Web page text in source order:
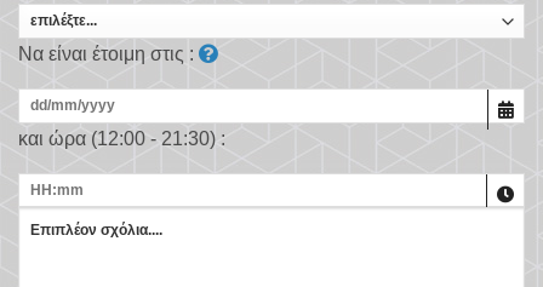
Να είναι έτοιμη στις :
και ώρα (12:00 - 21:30) :